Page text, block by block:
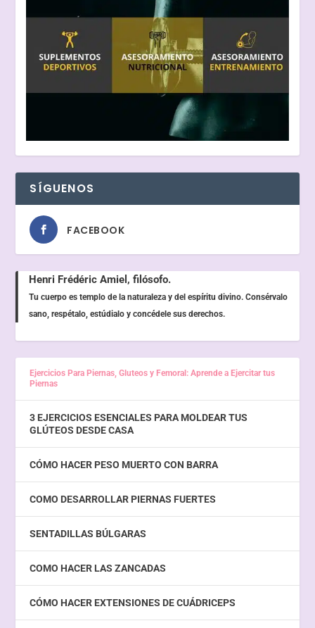
SÍGUENOS
FACEBOOK
Henri Frédéric Amiel, filósofo.
Tu cuerpo es templo de la naturaleza y del espíritu divino. Consérvalo
sano, respétalo, estúdialo y concédele sus derechos.
Ejercicios Para Piernas, Gluteos y Femoral: Aprende a Ejercitar tus
Piernas
3 EJERCICIOS ESENCIALES PARA MOLDEAR TUS
GLÚTEOS DESDE CASA
CÓMO HACER PESO MUERTO CON BARRA
COMO DESARROLLAR PIERNAS FUERTES
SENTADILLAS BÚLGARAS
COMO HACER LAS ZANCADAS
CÓMO HACER EXTENSIONES DE CUÁDRICEPS